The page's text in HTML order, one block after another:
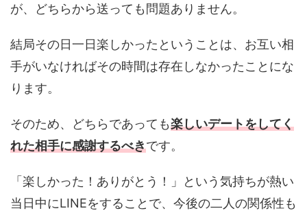
が、どちらから送っても問題ありません。
結局その日一日楽しかったということは、お互い相
手がいなければその時間は存在しなかったことにな
ります。
そのため、どちらであっても楽しいデートをしてく
れた相手に感謝するべきです。
「楽しかった！ありがとう！」という気持ちが熱い
当日中にLINEをすることで、今後の二人の関係性も